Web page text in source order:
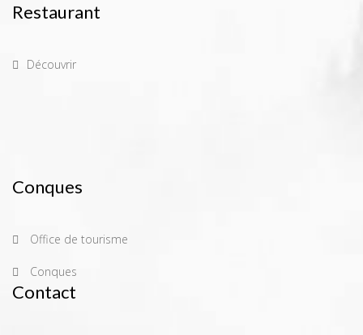
Restaurant
Découvrir
Conques
Office de tourisme
Conques
Contact